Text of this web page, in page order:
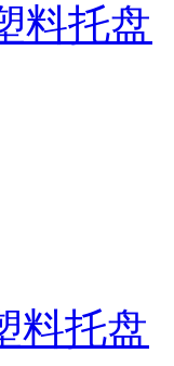
料托盘
料托盘